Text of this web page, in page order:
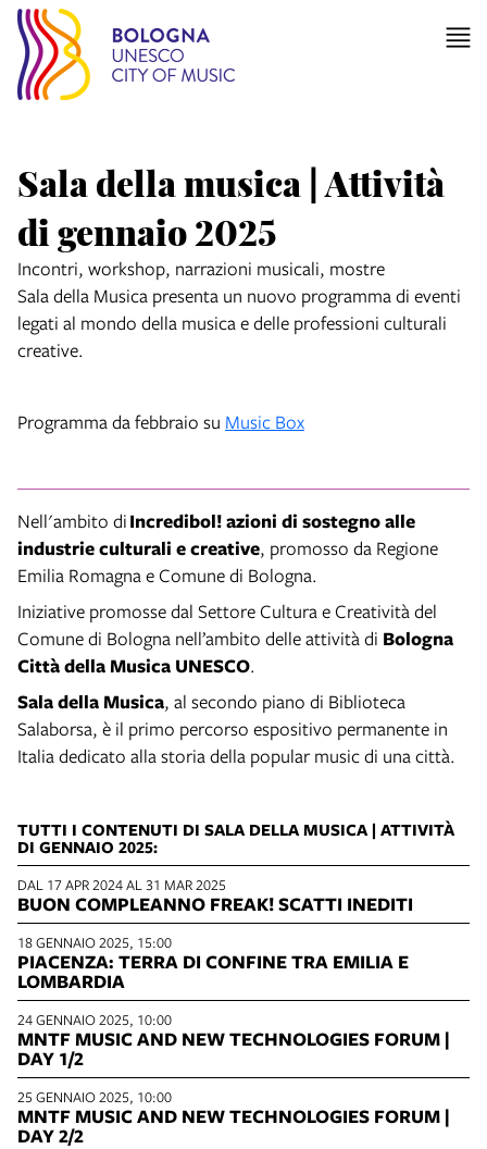
Sala della musica | Attività
di gennaio 2025
Incontri, workshop, narrazioni musicali, mostre
Sala della Musica presenta un nuovo programma di eventi
legati al mondo della musica e delle professioni culturali
creative.
Programma da febbraio su Music Box
Nell'ambito diIncredibol! azioni di sostegno alle
industrie culturali e creative, promosso da Regione
Emilia Romagna e Comune di Bologna.
Iniziative promosse dal Settore Cultura e Creatività del
Comune di Bologna nell’ambito delle attività di Bologna
Città della Musica UNESCO.
Sala della Musica, al secondo piano di Biblioteca
Salaborsa, è il primo percorso espositivo permanente in
Italia dedicato alla storia della popular music di una città.
TUTTI I CONTENUTI DI SALA DELLA MUSICA | ATTIVITÀ
DI GENNAIO 2025:
DAL 17 APR 2024 AL 31 MAR 2025
BUON COMPLEANNO FREAK! SCATTI INEDITI
18 GENNAIO 2025, 15:00
PIACENZA: TERRA DI CONFINE TRA EMILIA E
LOMBARDIA
24 GENNAIO 2025, 10:00
MNTF MUSIC AND NEW TECHNOLOGIES FORUM |
DAY 1/2
25 GENNAIO 2025, 10:00
MNTF MUSIC AND NEW TECHNOLOGIES FORUM |
DAY 2/2